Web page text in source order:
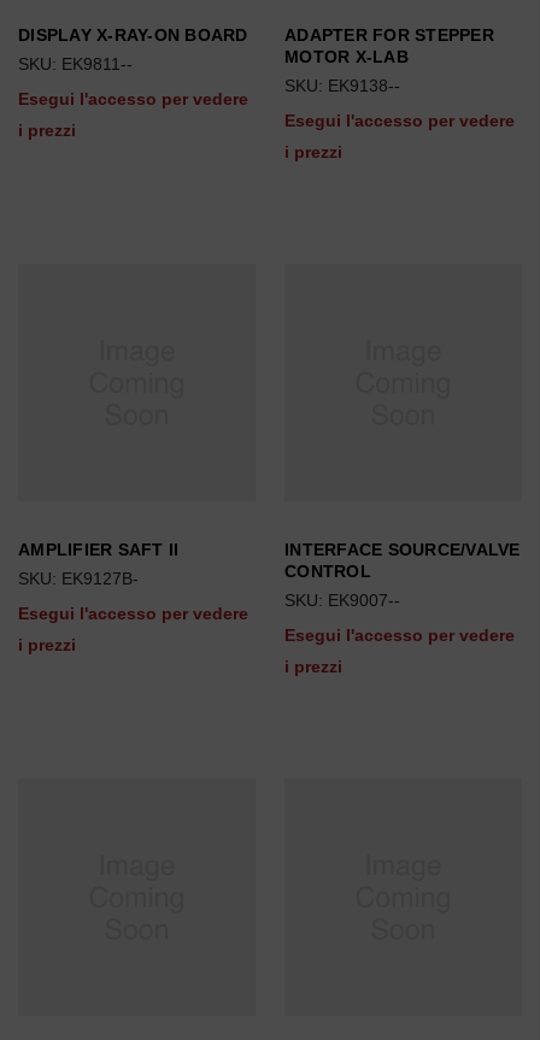
DISPLAY X-RAY-ON BOARD
SKU: EK9811--
Esegui l'accesso per vedere
i prezzi
ADAPTER FOR STEPPER
MOTOR X-LAB
SKU: EK9138--
Esegui l'accesso per vedere
i prezzi
AMPLIFIER SAFT II
SKU: EK9127B-
Esegui l'accesso per vedere
i prezzi
INTERFACE SOURCE/VALVE
CONTROL
SKU: EK9007--
Esegui l'accesso per vedere
i prezzi